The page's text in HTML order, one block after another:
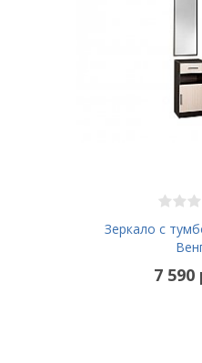
Зеркало с
7 590